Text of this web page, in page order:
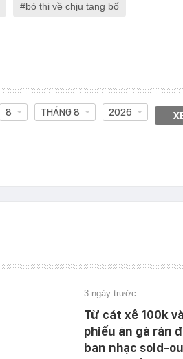
bỏ thi về chịu tang bố
8 THÁNG 8 2026
3 ngày trước
Từ cát xê 100k
phiếu ăn gà rán
ban nhạc sold-